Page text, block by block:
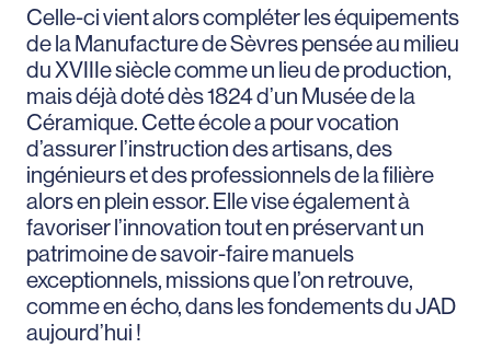
Celle-ci vient alors compléter les équipements
de la Manufacture de Sèvres pensée au milieu
du XVIIIe siècle comme un lieu de production,
mais déjà doté dès 1824 d’un Musée de la
Céramique. Cette école a pour vocation
d’assurer l’instruction des artisans, des
ingénieurs et des professionnels de la filière
alors en plein essor. Elle vise également à
favoriser l’innovation tout en préservant un
patrimoine de savoir-faire manuels
exceptionnels, missions que l’on retrouve,
comme en écho, dans les fondements du JAD
aujourd’hui !